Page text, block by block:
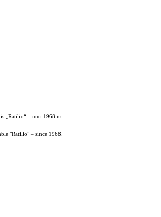
„Ratilio“ – nuo 1968 m.
"Ratilio" – since 1968.